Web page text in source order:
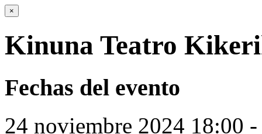
×
Kinuna Teatro
Fechas del evento
24 noviembre 2024 18:00